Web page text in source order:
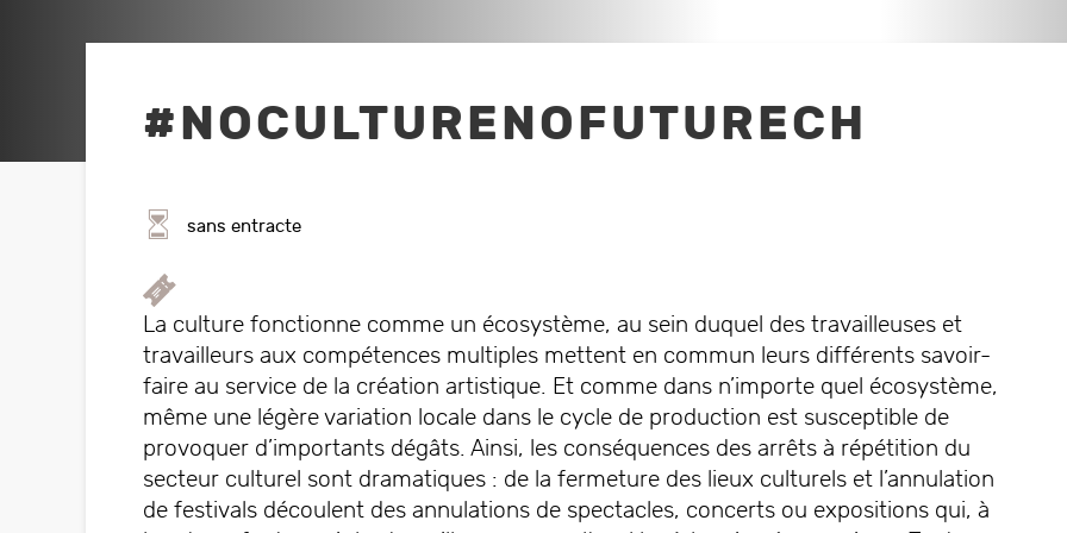
Hors Saison
sein du CPO par des
locataires externes
Vide-greniers
Pour les adeptes du
seconde main
Café
Réparer ou
des vêtements
Rejoignez l’association
au CPO!
scène du CPO
Découvrez qui nous
sommes
#NOCULTURENOFUTURECH
sans entracte
La culture fonctionne comme un écosystème, au sein duquel des travailleuses et
travailleurs aux compétences multiples mettent en commun leurs différents savoir-
faire au service de la création artistique. Et comme dans n’importe quel écosystème,
même une légère variation locale dans le cycle de production est susceptible de
provoquer d’importants dégâts. Ainsi, les conséquences des arrêts à répétition du
secteur culturel sont dramatiques : de la fermeture des lieux culturels et l’annulation
de festivals découlent des annulations de spectacles, concerts ou expositions qui, à